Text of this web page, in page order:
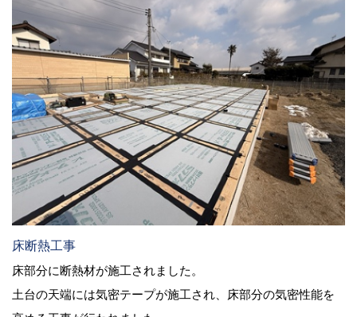
床断熱工事
床部分に断熱材が施工されました。
土台の天端には気密テープが施工され、床部分の気密性能を